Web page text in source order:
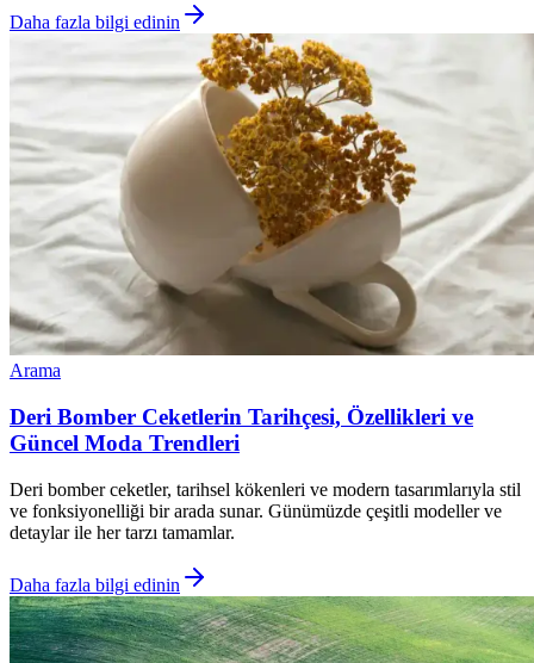
Daha fazla bilgi edinin
Arama
Deri Bomber Ceketlerin Tarihçesi, Özellikleri ve
Güncel Moda Trendleri
Deri bomber ceketler, tarihsel kökenleri ve modern tasarımlarıyla stil
ve fonksiyonelliği bir arada sunar. Günümüzde çeşitli modeller ve
detaylar ile her tarzı tamamlar.
Daha fazla bilgi edinin